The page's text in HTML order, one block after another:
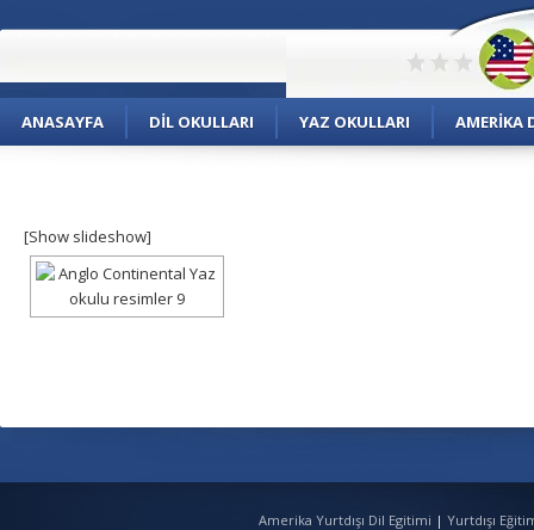
ANASAYFA DIL OKULLARI YAZ OKULLARI AMERIKA
[Show slideshow]
Amerika Yurtdışı Dil Egitimi | Yurtdışı